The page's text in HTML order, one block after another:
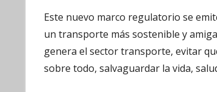
Este nuevo marco regulatorio se
un transporte más sostenible y
genera el sector transporte, evitar
sobre todo, salvaguardar la vida,